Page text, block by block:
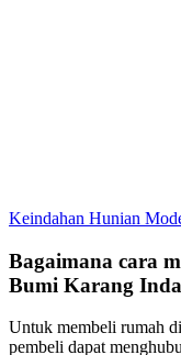
Keindahan Hunian
Bagaimana cara
Bumi Karang
Untuk membeli rumah
pembeli dapat